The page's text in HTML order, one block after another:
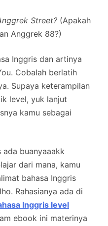
Street? (Apakah
Anggrek 88?)
Inggris dan artinya
Cobalah berlatih
Supaya keterampilan
level, yuk lanjut
kamu sebagai
ada buanyaaakk
dari mana, kamu
bahasa Inggris
Rahasianya ada di
Inggris level
ebook ini materinya